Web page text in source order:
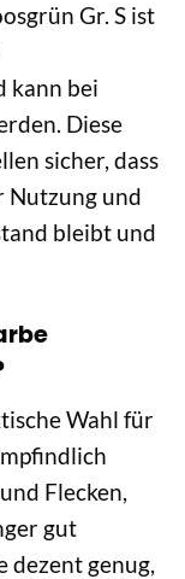
Gr. S ist
kann bei
Diese
sicher, dass
Nutzung und
bleibt und
Wahl für
Flecken,
gut
dezent genug,